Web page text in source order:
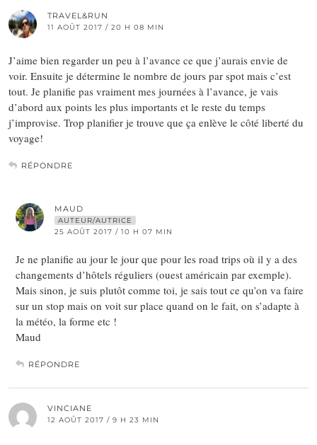
TRAVEL&RUN
11 AOÛT 2017 / 20 H 08 MIN
J’aime bien regarder un peu à l’avance ce que j’aurais envie de
voir. Ensuite je détermine le nombre de jours par spot mais c’est
tout. Je planifie pas vraiment mes journées à l’avance, je vais
d’abord aux points les plus importants et le reste du temps
j’improvise. Trop planifier je trouve que ça enlève le côté liberté du
voyage!
RÉPONDRE
MAUD
AUTEUR/AUTRICE
25 AOÛT 2017 / 10 H 07 MIN
Je ne planifie au jour le jour que pour les road trips où il y a des
changements d’hôtels réguliers (ouest américain par exemple).
Mais sinon, je suis plutôt comme toi, je sais tout ce qu’on va faire
sur un stop mais on voit sur place quand on le fait, on s’adapte à
la météo, la forme etc !
Maud
RÉPONDRE
VINCIANE
12 AOÛT 2017 / 9 H 23 MIN